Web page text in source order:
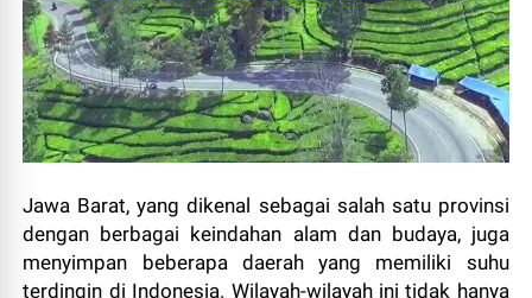
Jawa Barat, yang dikenal sebagai salah satu provinsi
dengan berbagai keindahan alam dan budaya, juga
menyimpan beberapa daerah yang memiliki suhu
terdingin di Indonesia. Wilayah-wilayah ini tidak hanya